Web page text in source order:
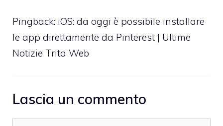
Pingback: iOS: da oggi è possibile installare
le app direttamente da Pinterest | Ultime
Notizie Trita Web
Lascia un commento